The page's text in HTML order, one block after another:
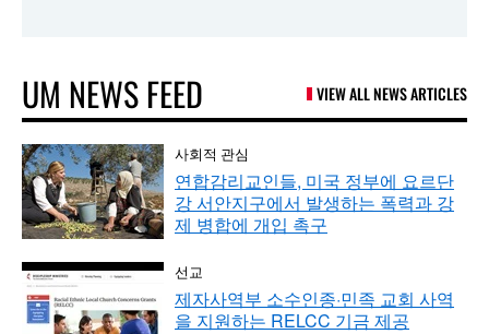
UM NEWS FEED VIEW ALL NEWS ARTICLES
사회적 관심
연합감리교인들, 미국 정부에 요르단
강 서안지구에서 발생하는 폭력과 강
제 병합에 개입 촉구
선교
제자사역부 소수인종·민족 교회 사역
을 지원하는 RELCC 기금 제공